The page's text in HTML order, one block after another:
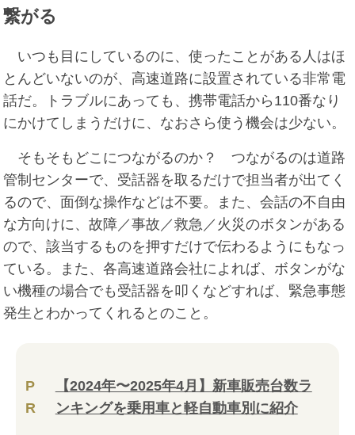
繋がる
いつも目にしているのに、使ったことがある人はほ
とんどいないのが、高速道路に設置されている非常電
話だ。トラブルにあっても、携帯電話から110番なり
にかけてしまうだけに、なおさら使う機会は少ない。
そもそもどこにつながるのか？ つながるのは道路
管制センターで、受話器を取るだけで担当者が出てく
るので、面倒な操作などは不要。また、会話の不自由
な方向けに、故障／事故／救急／火災のボタンがある
ので、該当するものを押すだけで伝わるようにもなっ
ている。また、各高速道路会社によれば、ボタンがな
い機種の場合でも受話器を叩くなどすれば、緊急事態
発生とわかってくれるとのこと。
P
R
【2024年〜2025年4月】新車販売台数ラ
ンキングを乗用車と軽自動車別に紹介